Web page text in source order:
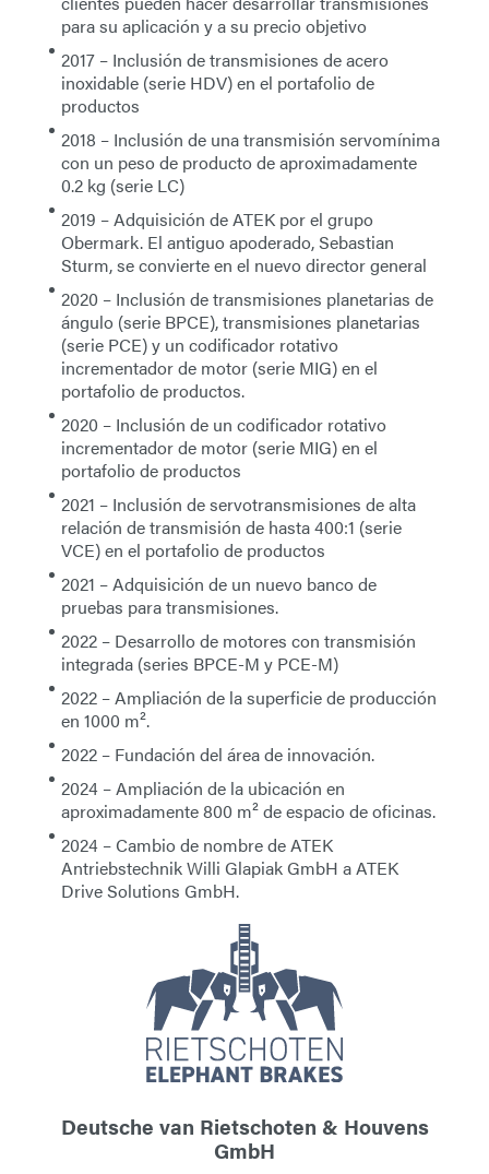
para su aplicación y a su precio objetivo
2017 – Inclusión de transmisiones de acero
inoxidable (serie HDV) en el portafolio de
productos
2018 – Inclusión de una transmisión servomínima
con un peso de producto de aproximadamente
0.2 kg (serie LC)
2019 – Adquisición de ATEK por el grupo
Obermark. El antiguo apoderado, Sebastian
Sturm, se convierte en el nuevo director general
2020 – Inclusión de transmisiones planetarias de
ángulo (serie BPCE), transmisiones planetarias
(serie PCE) y un codificador rotativo
incrementador de motor (serie MIG) en el
portafolio de productos.
2020 – Inclusión de un codificador rotativo
incrementador de motor (serie MIG) en el
portafolio de productos
2021 – Inclusión de servotransmisiones de alta
relación de transmisión de hasta 400:1 (serie
VCE) en el portafolio de productos
2021 – Adquisición de un nuevo banco de
pruebas para transmisiones.
2022 – Desarrollo de motores con transmisión
integrada (series BPCE-M y PCE-M)
2022 – Ampliación de la superficie de producción
en 1000 m².
2022 – Fundación del área de innovación.
2024 – Ampliación de la ubicación en
aproximadamente 800 m² de espacio de oficinas.
2024 – Cambio de nombre deATEK
Antriebstechnik Willi Glapiak GmbH aATEK
Drive Solutions GmbH.
Deutsche van Rietschoten & Houvens
GmbH